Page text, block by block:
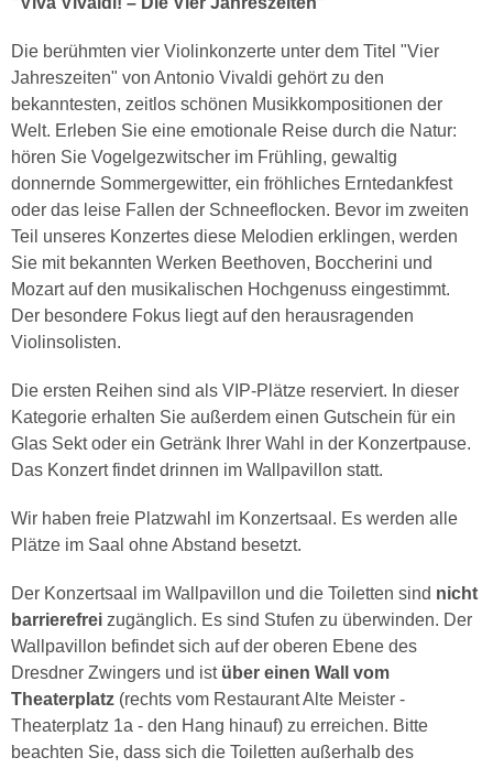
Die berühmten vier Violinkonzerte unter dem Titel "Vier
Jahreszeiten" von Antonio Vivaldi gehört zu den
bekanntesten, zeitlos schönen Musikkompositionen der
Welt. Erleben Sie eine emotionale Reise durch die Natur:
hören Sie Vogelgezwitscher im Frühling, gewaltig
donnernde Sommergewitter, ein fröhliches Erntedankfest
oder das leise Fallen der Schneeflocken. Bevor im zweiten
Teil unseres Konzertes diese Melodien erklingen, werden
Sie mit bekannten Werken Beethoven, Boccherini und
Mozart auf den musikalischen Hochgenuss eingestimmt.
Der besondere Fokus liegt auf den herausragenden
Violinsolisten.
Die ersten Reihen sind als VIP-Plätze reserviert. In dieser
Kategorie erhalten Sie außerdem einen Gutschein für ein
Glas Sekt oder ein Getränk Ihrer Wahl in der Konzertpause.
Das Konzert findet drinnen im Wallpavillon statt.
Wir haben freie Platzwahl im Konzertsaal. Es werden alle
Plätze im Saal ohne Abstand besetzt.
Der Konzertsaal im Wallpavillon und die Toiletten sind nicht
barrierefrei zugänglich. Es sind Stufen zu überwinden. Der
Wallpavillon befindet sich auf der oberen Ebene des
Dresdner Zwingers und ist über einen Wall vom
Theaterplatz (rechts vom Restaurant Alte Meister -
Theaterplatz 1a - den Hang hinauf) zu erreichen. Bitte
beachten Sie, dass sich die Toiletten außerhalb des